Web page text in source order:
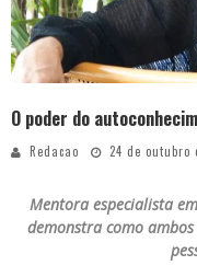
O poder do
Redacao 24 de outubro
Mentora especialista
demonstra como